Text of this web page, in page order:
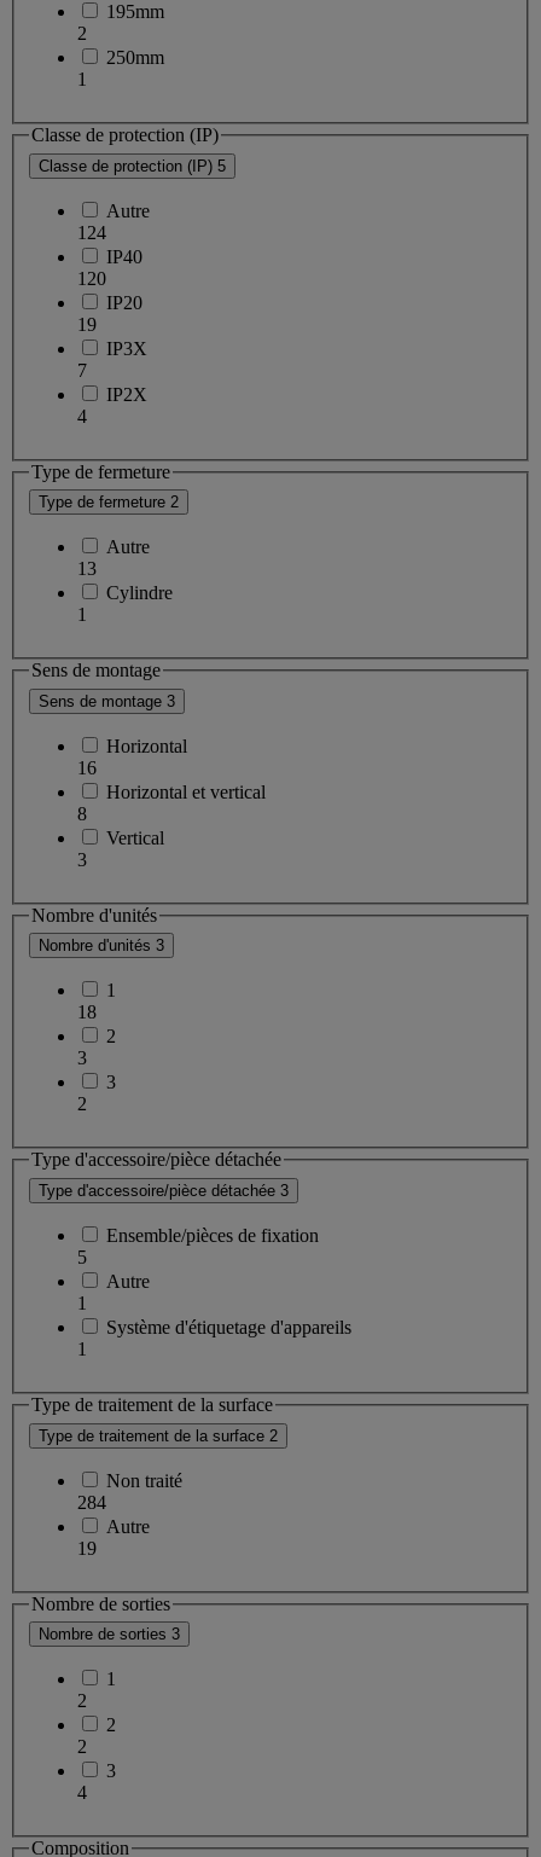
195mm
2
250mm
1
Classe de protection (IP)
Classe de protection (IP) 5
Autre
124
IP40
120
IP20
19
IP3X
7
IP2X
4
Type de fermeture
Type de fermeture 2
Autre
13
Cylindre
1
Sens de montage
Sens de montage 3
Horizontal
16
Horizontal et vertical
8
Vertical
3
Nombre d'unités
Nombre d'unités 3
1
18
2
3
3
2
Type d'accessoire/pièce détachée
Type d'accessoire/pièce détachée 3
Ensemble/pièces de fixation
5
Autre
1
Système d'étiquetage d'appareils
1
Type de traitement de la surface
Type de traitement de la surface 2
Non traité
284
Autre
19
Nombre de sorties
Nombre de sorties 3
1
2
2
2
3
4
Composition